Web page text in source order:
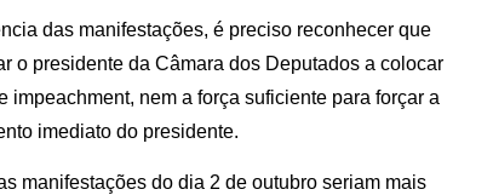
das manifestações, é preciso reconhecer que
o presidente da Câmara dos Deputados a colocar
nem a força suficiente para forçar a
imediato do presidente.
manifestações do dia 2 de outubro seriam mais